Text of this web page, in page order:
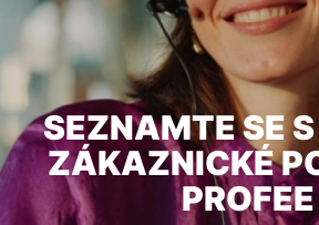
SEZNAMTE SE
ZÁKAZNICKÉ
PROFEE